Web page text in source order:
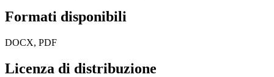
Formati disponibili
DOCX, PDF
Licenza di distribuzione